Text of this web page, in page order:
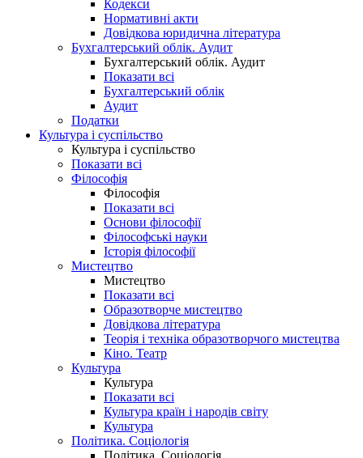
Кодекси
Нормативні акти
Довідкова юридична література
Бухгалтерський облік. Аудит
Бухгалтерський облік. Аудит
Показати всі
Бухгалтерський облік
Аудит
Податки
Культура і суспільство
Культура і суспільство
Показати всі
Філософія
Філософія
Показати всі
Основи філософії
Філософські науки
Історія філософії
Мистецтво
Мистецтво
Показати всі
Образотворче мистецтво
Довідкова література
Теорія і техніка образотворчого мистецтва
Кіно. Театр
Культура
Культура
Показати всі
Культура країн і народів світу
Культура
Політика. Соціологія
Політика. Соціологія